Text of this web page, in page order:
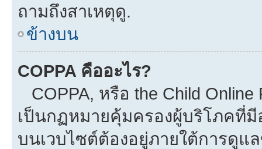
ถามถึงสาเหตุดู.
ข้างบน
COPPA คืออะไร?
COPPA, หรือ the Child Online
เป็นกฏหมายคุ้มครองผู้บริโภคที่มี
บนเวบไซต์ต้องอยู่ภายใต้การดูแ